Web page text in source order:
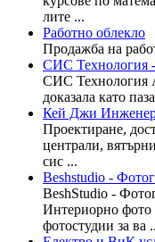
лите ...
Работно облекло
Продажба на
СИС Технология
СИС Технология
доказала като
Кей Джи
Проектиране,
централи,
сис ...
Beshstudio -
BeshStudio -
Интериорно фото
фотостудии за ва